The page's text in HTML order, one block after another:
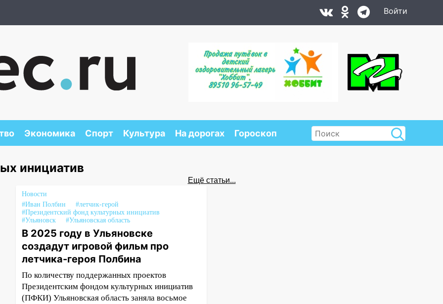
Войти
Экономика Спорт Культура На дорогах Гороскоп
инициатив
Ещё статьи...
Новости
#Иван Полбин
#летчик-герой
#Президентский фонд культурных инициатив
#Ульяновск
#Ульяновская область
В 2025 году в Ульяновске
создадут игровой фильм про
летчика-героя Полбина
По количеству поддержанных проектов
Президентским фондом культурных инициатив
(ПФКИ) Ульяновская область заняла восьмое